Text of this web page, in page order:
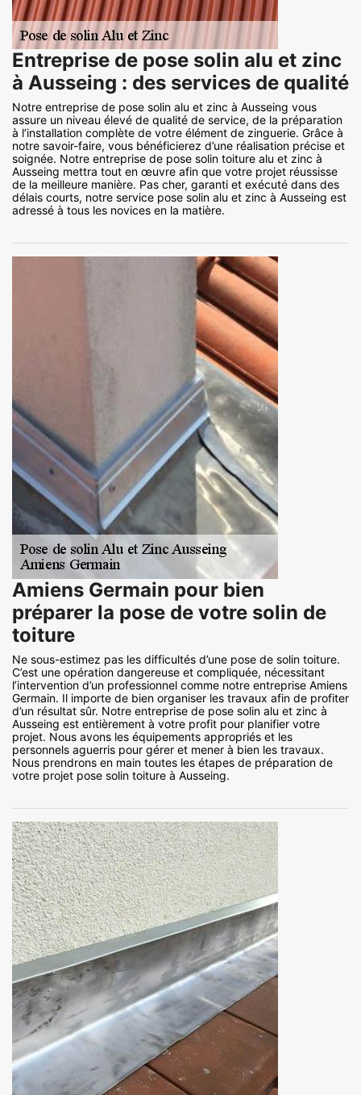
Entreprise de pose solin alu et zinc
à Ausseing : des services de qualité
Notre entreprise de pose solin alu et zinc à Ausseing vous
assure un niveau élevé de qualité de service, de la préparation
à l’installation complète de votre élément de zinguerie. Grâce à
notre savoir-faire, vous bénéficierez d’une réalisation précise et
soignée. Notre entreprise de pose solin toiture alu et zinc à
Ausseing mettra tout en œuvre afin que votre projet réussisse
de la meilleure manière. Pas cher, garanti et exécuté dans des
délais courts, notre service pose solin alu et zinc à Ausseing est
adressé à tous les novices en la matière.
Amiens Germain pour bien
préparer la pose de votre solin de
toiture
Ne sous-estimez pas les difficultés d’une pose de solin toiture.
C’est une opération dangereuse et compliquée, nécessitant
l’intervention d’un professionnel comme notre entreprise Amiens
Germain. Il importe de bien organiser les travaux afin de profiter
d’un résultat sûr. Notre entreprise de pose solin alu et zinc à
Ausseing est entièrement à votre profit pour planifier votre
projet. Nous avons les équipements appropriés et les
personnels aguerris pour gérer et mener à bien les travaux.
Nous prendrons en main toutes les étapes de préparation de
votre projet pose solin toiture à Ausseing.